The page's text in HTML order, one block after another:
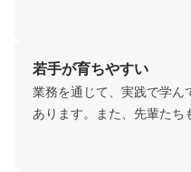
若手が育ちやすい
業務を通じて、実践で学
あります。また、先輩たち